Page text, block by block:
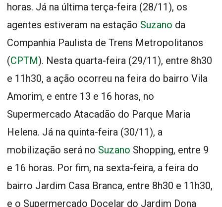
horas. Já na última terça-feira (28/11), os
agentes estiveram na estação Suzano da
Companhia Paulista de Trens Metropolitanos
(CPTM). Nesta quarta-feira (29/11), entre 8h30
e 11h30, a ação ocorreu na feira do bairro Vila
Amorim, e entre 13 e 16 horas, no
Supermercado Atacadão do Parque Maria
Helena. Já na quinta-feira (30/11), a
mobilização será no Suzano Shopping, entre 9
e 16 horas. Por fim, na sexta-feira, a feira do
bairro Jardim Casa Branca, entre 8h30 e 11h30,
e o Supermercado Docelar do Jardim Dona